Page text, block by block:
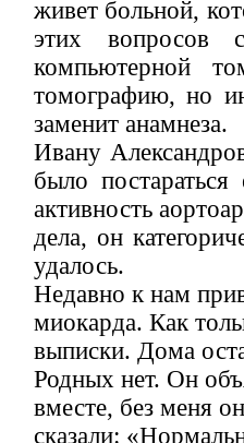
живет больной,
этих вопросов
компьютерной
томографию, но
заменит анамнеза.
Ивану
было
активность
дела, он
удалось.
Недавно к нам
миокарда. Как
выписки. Дома
Родных нет. Он
вместе, без меня
сказали: